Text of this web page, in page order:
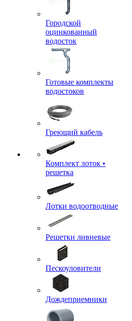
Городской
оцинкованный
водосток
Готовые комплекты
водостоков
Греющий кабель
Комплект лоток •
решетка
Лотки водоотводные
Решетки ливневые
Пескоуловители
Дождеприемники